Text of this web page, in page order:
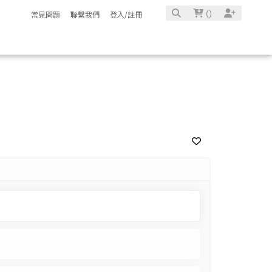
常見問題 聯繫我們 登入/註冊 ()